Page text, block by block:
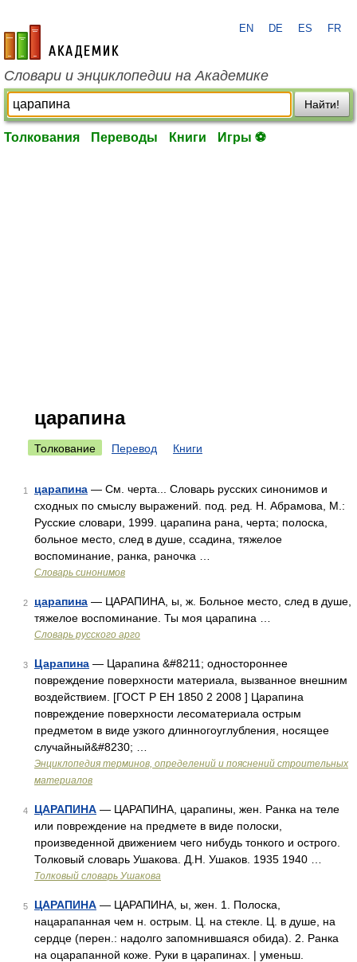
academic.ru
EN DE ES FR
Словари и энциклопедии на Академике
Найти!
Толкования Переводы Книги Игры ⚽
царапина
Толкование Перевод Книги
1 царапина — См. черта... Словарь русских синонимов и
сходных по смыслу выражений. под. ред. Н. Абрамова, М.:
Русские словари, 1999. царапина рана, черта; полоска,
больное место, след в душе, ссадина, тяжелое
воспоминание, ранка, раночка …
Словарь синонимов
2 царапина — ЦАРАПИНА, ы, ж. Больное место, след в душе,
тяжелое воспоминание. Ты моя царапина …
Словарь русского арго
3 Царапина — Царапина &#8211; одностороннее
повреждение поверхности материала, вызванное внешним
воздействием. [ГОСТ Р ЕН 1850 2 2008 ] Царапина
повреждение поверхности лесоматериала острым
предметом в виде узкого длинногоуглубления, носящее
случайный&#8230; …
Энциклопедия терминов, определений и пояснений строительных
материалов
4 ЦАРАПИНА — ЦАРАПИНА, царапины, жен. Ранка на теле
или повреждение на предмете в виде полоски,
произведенной движением чего нибудь тонкого и острого.
Толковый словарь Ушакова. Д.Н. Ушаков. 1935 1940 …
Толковый словарь Ушакова
5 ЦАРАПИНА — ЦАРАПИНА, ы, жен. 1. Полоска,
нацарапанная чем н. острым. Ц. на стекле. Ц. в душе, на
сердце (перен.: надолго запомнившаяся обида). 2. Ранка
на оцарапанной коже. Руки в царапинах. | уменьш.